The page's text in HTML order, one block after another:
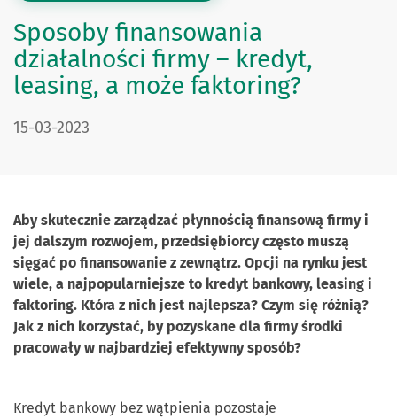
Sposoby finansowania
działalności firmy – kredyt,
leasing, a może faktoring?
Data publikacji:
15-03-2023
Aby skutecznie zarządzać płynnością finansową firmy i
jej dalszym rozwojem, przedsiębiorcy często muszą
sięgać po finansowanie z zewnątrz. Opcji na rynku jest
wiele, a najpopularniejsze to kredyt bankowy, leasing i
faktoring. Która z nich jest najlepsza? Czym się różnią?
Jak z nich korzystać, by pozyskane dla firmy środki
pracowały w najbardziej efektywny sposób?
Kredyt bankowy bez wątpienia pozostaje